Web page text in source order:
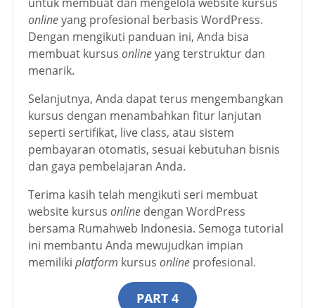
onlineyang profesional berbasis WordPress.
Dengan mengikuti panduan ini, Anda bisa
membuat kursus onlineyang terstruktur dan
menarik.
Selanjutnya, Anda dapat terus mengembangkan
kursus dengan menambahkan fitur lanjutan
seperti sertifikat, live class, atau sistem
pembayaran otomatis, sesuai kebutuhan bisnis
dan gaya pembelajaran Anda.
Terima kasih telah mengikuti seri membuat
website kursus online dengan WordPress
bersama Rumahweb Indonesia. Semoga tutorial
ini membantu Anda mewujudkan impian
memiliki platform kursus online profesional.
PART 4